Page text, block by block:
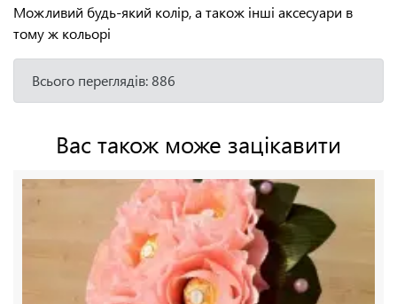
Можливий будь-який колір, а також інші аксесуари в
тому ж кольорі
Всього переглядів: 886
Вас також може зацікавити